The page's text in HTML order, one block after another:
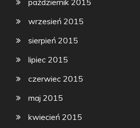
wrzesień 2015
sierpień 2015
lipiec 2015
czerwiec 2015
maj 2015
kwiecień 2015